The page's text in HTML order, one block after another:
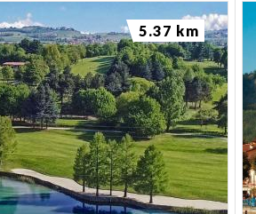
5.37 km